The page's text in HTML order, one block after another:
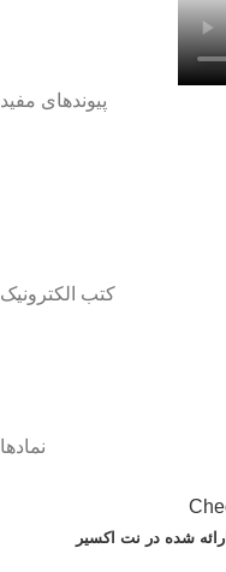
پیوندهای مفید
کتب الکترونیک
نمادها
شده در نت اکسیر